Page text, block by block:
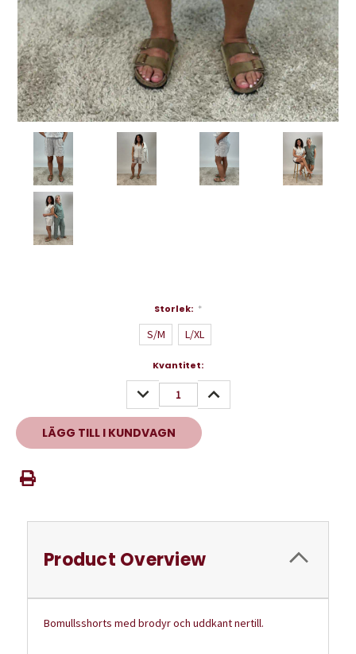
Storlek: *
S/M L/XL
Kvantitet:
MINSKA
KVANTITET:
ÖKA
KVANTITET:
Product Overview
Bomullsshorts med brodyr och uddkant nertill.